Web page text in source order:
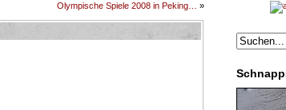
Olympische Spiele 2008 in Peking… »